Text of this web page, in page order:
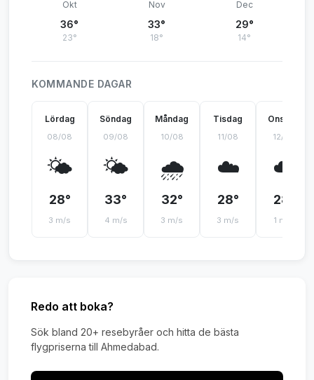
Okt
36°
23°
Nov
33°
18°
Dec
29°
14°
KOMMANDE DAGAR
Lördag
08/08
🌤️
28°
3 m/s
Söndag
09/08
🌤️
33°
4 m/s
Måndag
10/08
🌧️
32°
3 m/s
Tisdag
11/08
☁️
28°
3 m/s
Onsdag
12/08
☁️
28°
1 m/s
Redo att boka?
Sök bland 20+ resebyråer och hitta de bästa
flygpriserna till Ahmedabad.